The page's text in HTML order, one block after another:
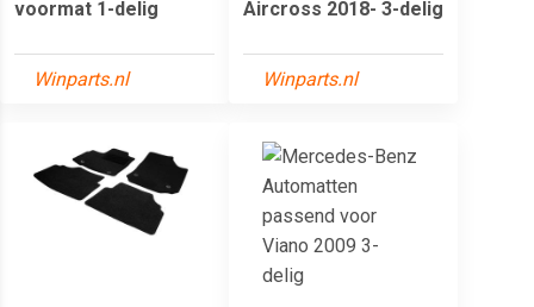
voormat 1-delig
Winparts.nl
Aircross 2018- 3-delig
Winparts.nl